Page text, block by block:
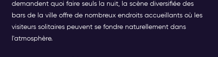
demandent quoi faire seuls la nuit, la scène diversifiée des
bars de la ville offre de nombreux endroits accueillants où les
visiteurs solitaires peuvent se fondre naturellement dans
l'atmosphère.